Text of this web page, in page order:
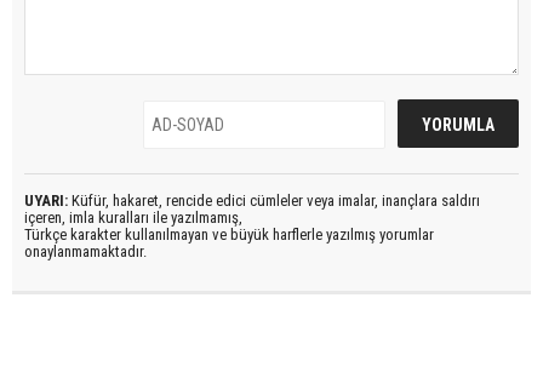
UYARI: Küfür, hakaret, rencide edici cümleler veya imalar, inançlara saldırı
içeren, imla kuralları ile yazılmamış,
Türkçe karakter kullanılmayan ve büyük harflerle yazılmış yorumlar
onaylanmamaktadır.